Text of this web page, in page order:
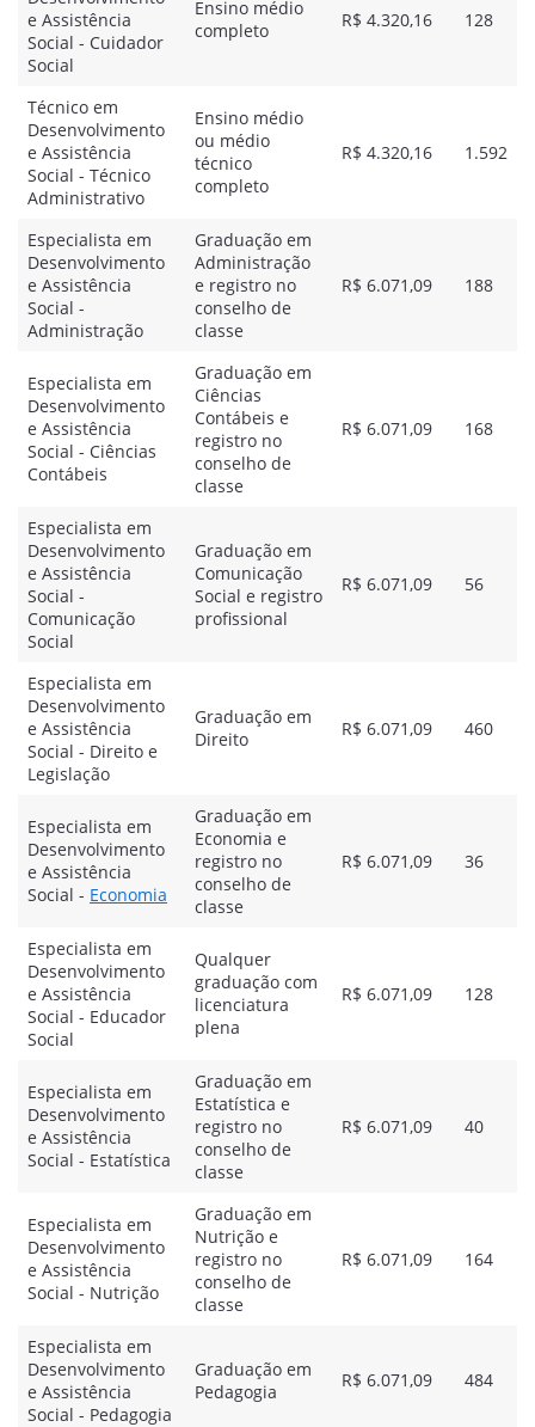
e Assistência
Social - Cuidador
Social
Ensino médio
completo
R$ 4.320,16 128
Técnico em
Desenvolvimento
e Assistência
Social - Técnico
Administrativo
Ensino médio
ou médio
técnico
completo
R$ 4.320,16 1.592
Especialista em
Desenvolvimento
e Assistência
Social -
Administração
Graduação em
Administração
e registro no
conselho de
classe
R$ 6.071,09 188
Especialista em
Desenvolvimento
e Assistência
Social - Ciências
Contábeis
Graduação em
Ciências
Contábeis e
registro no
conselho de
classe
R$ 6.071,09 168
Especialista em
Desenvolvimento
e Assistência
Social -
Comunicação
Social
Graduação em
Comunicação
Social e registro
profissional
R$ 6.071,09 56
Especialista em
Desenvolvimento
e Assistência
Social - Direito e
Legislação
Graduação em
Direito
R$ 6.071,09 460
Especialista em
Desenvolvimento
e Assistência
Social - Economia
Graduação em
Economia e
registro no
conselho de
classe
R$ 6.071,09 36
Especialista em
Desenvolvimento
e Assistência
Social - Educador
Social
Qualquer
graduação com
licenciatura
plena
R$ 6.071,09 128
Especialista em
Desenvolvimento
e Assistência
Social - Estatística
Graduação em
Estatística e
registro no
conselho de
classe
R$ 6.071,09 40
Especialista em
Desenvolvimento
e Assistência
Social - Nutrição
Graduação em
Nutrição e
registro no
conselho de
classe
R$ 6.071,09 164
Especialista em
Desenvolvimento
e Assistência
Social - Pedagogia
Graduação em
Pedagogia
R$ 6.071,09 484